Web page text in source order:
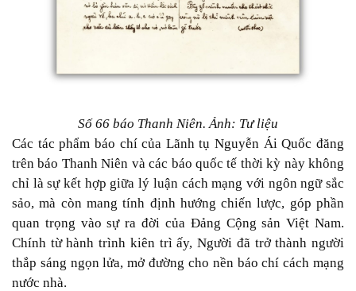
Số 66 báo Thanh Niên. Ảnh: Tư liệu
Các tác phẩm báo chí của Lãnh tụ Nguyễn Ái Quốc đăng
trên báo Thanh Niên và các báo quốc tế thời kỳ này không
chỉ là sự kết hợp giữa lý luận cách mạng với ngôn ngữ sắc
sảo, mà còn mang tính định hướng chiến lược, góp phần
quan trọng vào sự ra đời của Đảng Cộng sản Việt Nam.
Chính từ hành trình kiên trì ấy, Người đã trở thành người
thắp sáng ngọn lửa, mở đường cho nền báo chí cách mạng
nước nhà.